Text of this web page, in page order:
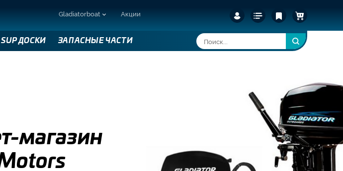
Gladiatorboat Акции
SUP ДОСКИ ЗАПАСНЫЕ ЧАСТИ
магазин